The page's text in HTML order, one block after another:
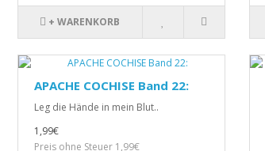
+ WARENKORB
APACHE COCHISE Band 22:
Leg die Hände in mein Blut..
1,99€
Preis ohne Steuer 1,99€